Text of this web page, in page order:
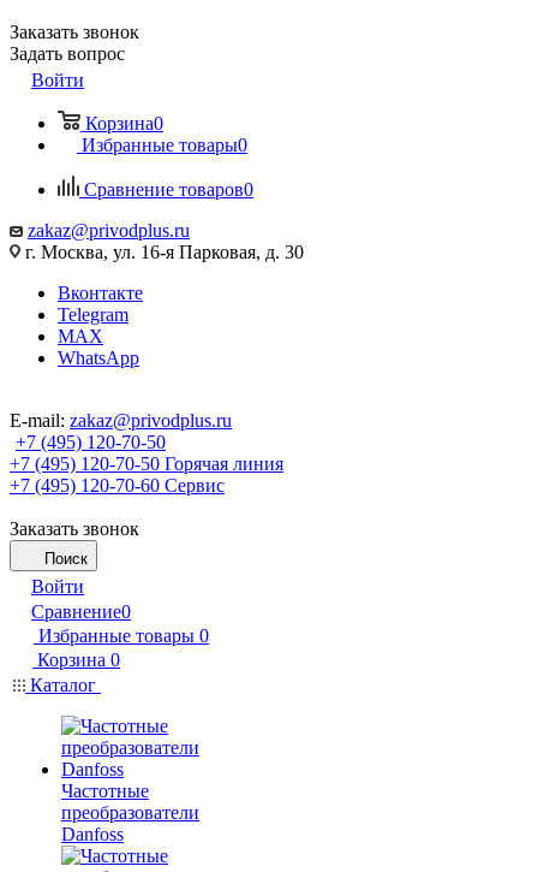
Заказать звонок
Задать вопрос
Войти
Корзина0
Избранные товары0
Сравнение товаров0
zakaz@privodplus.ru
г. Москва, ул. 16-я Парковая, д. 30
Вконтакте
Telegram
MAX
WhatsApp
E-mail: zakaz@privodplus.ru
+7 (495) 120-70-50
+7 (495) 120-70-50 Горячая линия
+7 (495) 120-70-60 Сервис
Заказать звонок
Поиск
Войти
Сравнение0
Избранные товары 0
Корзина 0
Каталог
Частотные
преобразователи
Danfoss